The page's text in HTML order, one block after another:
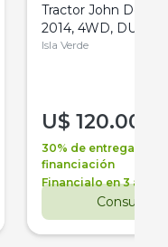
Tractor John Deere
2014, 4WD, DUAL
Isla Verde
U$ 120.000
30% de entrega +
financiación
Financialo en 3 años
Consultar